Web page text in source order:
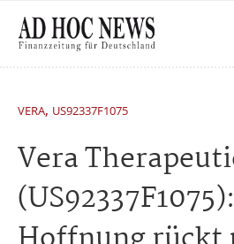
VERA, US92337F1075
Vera